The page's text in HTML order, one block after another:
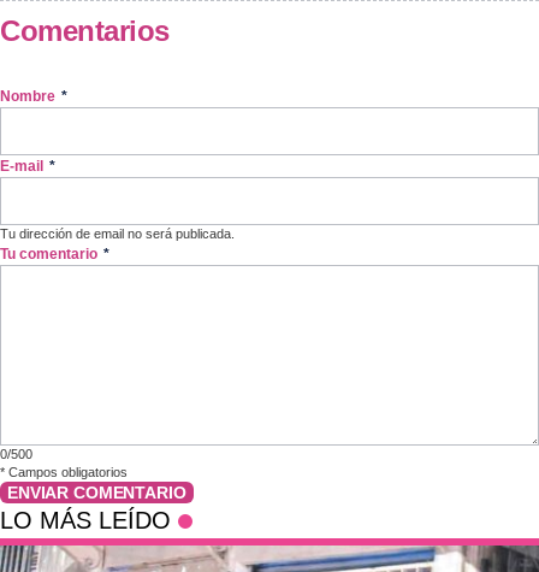
Comentarios
Nombre *
E-mail *
Tu dirección de email no será publicada.
Tu comentario *
0/500
* Campos obligatorios
ENVIAR COMENTARIO
LO MÁS LEÍDO